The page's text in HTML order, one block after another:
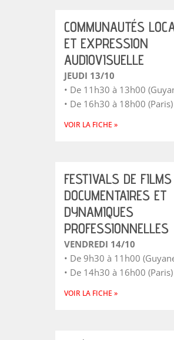
COMMUNAUTÉS
ET EXPRESSION
AUDIOVISUELLE
JEUDI 13/10
• De 11h30 à 13h00
• De 16h30 à 18h00 (Paris)
VOIR LA FICHE »
FESTIVALS DE FILMS
DOCUMENTAIRES ET
DYNAMIQUES
PROFESSIONNELLES
VENDREDI 14/10
• De 9h30 à 11h00
• De 14h30 à 16h00 (Paris)
VOIR LA FICHE »